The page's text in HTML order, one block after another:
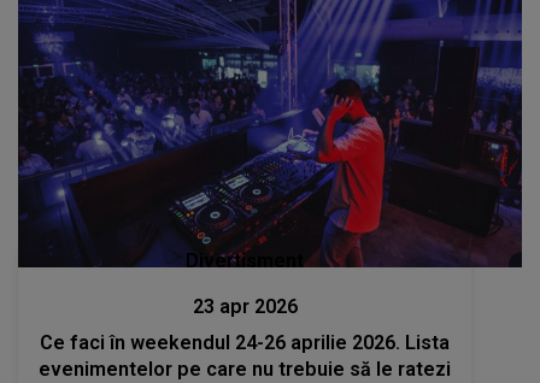
Divertisment
23 apr 2026
Ce faci în weekendul 24-26 aprilie 2026. Lista
evenimentelor pe care nu trebuie să le ratezi